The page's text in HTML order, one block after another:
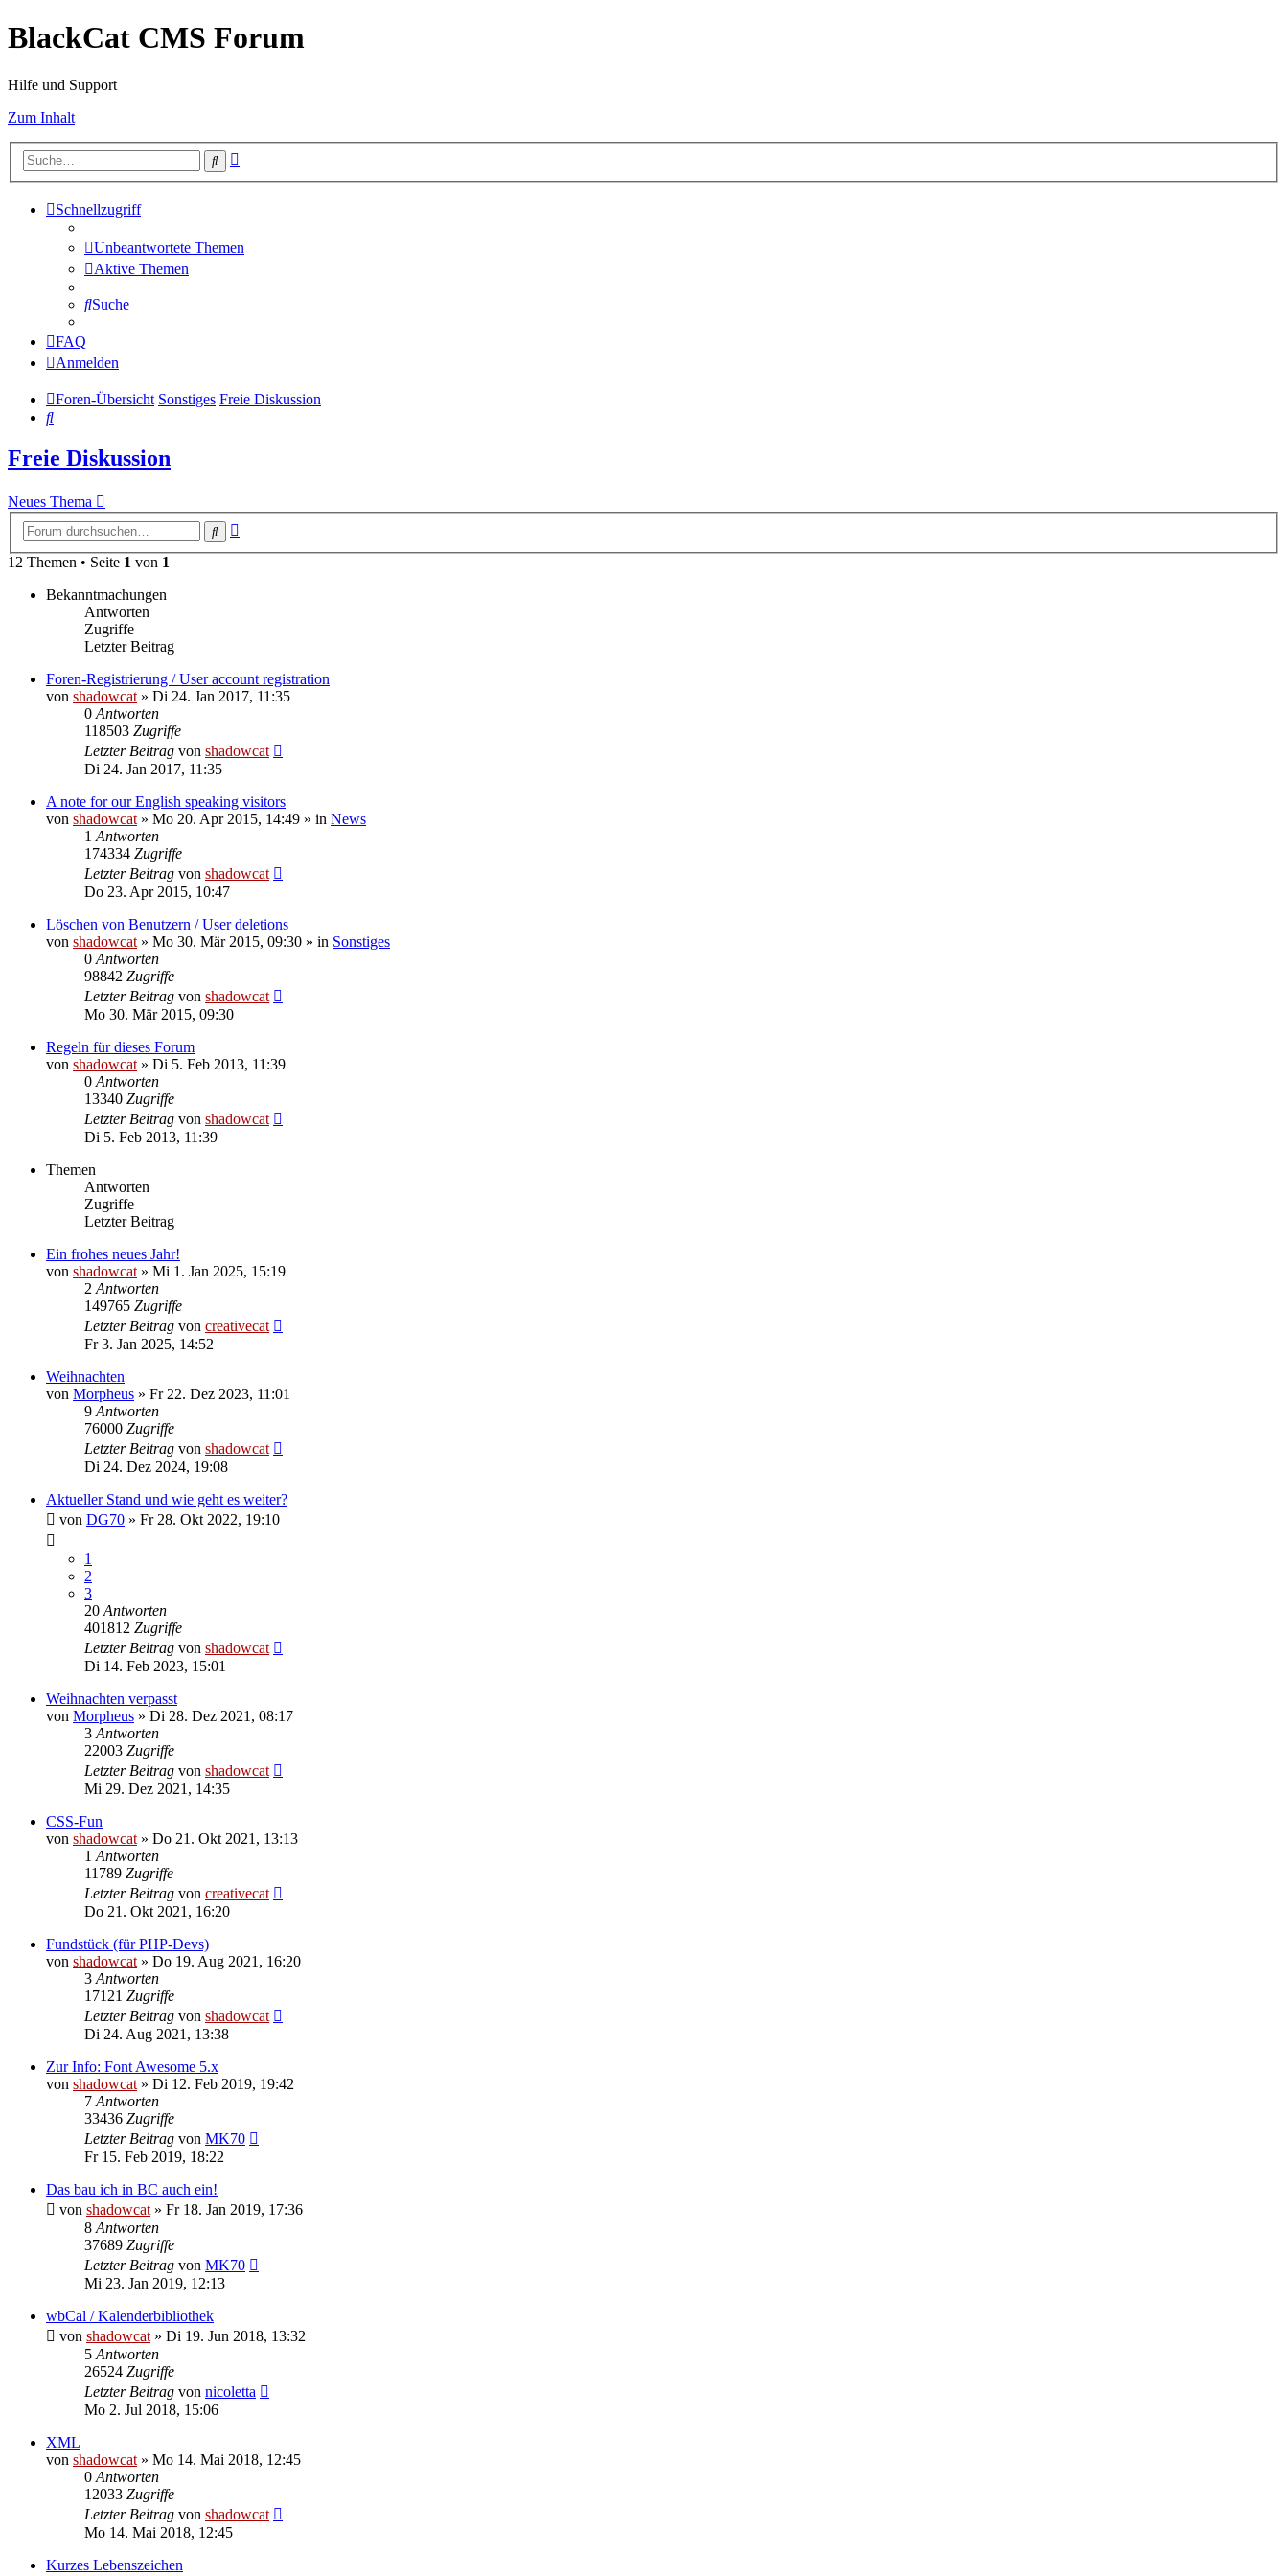
BlackCat CMS Forum
Hilfe und Support
Zum Inhalt
Suche
Schnellzugriff
Unbeantwortete Themen
Aktive Themen
Suche
FAQ
Anmelden
Foren-Übersicht Sonstiges Freie Diskussion
Suche
Freie Diskussion
Neues Thema
Suche
12 Themen • Seite 1 von 1
Bekanntmachungen
Antworten
Zugriffe
Letzter Beitrag
Foren-Registrierung / User account registration
von shadowcat » Di 24. Jan 2017, 11:35
0 Antworten
118503 Zugriffe
Letzter Beitrag von shadowcat
Di 24. Jan 2017, 11:35
A note for our English speaking visitors
von shadowcat » Mo 20. Apr 2015, 14:49 » in News
1 Antworten
174334 Zugriffe
Letzter Beitrag von shadowcat
Do 23. Apr 2015, 10:47
Löschen von Benutzern / User deletions
von shadowcat » Mo 30. Mär 2015, 09:30 » in Sonstiges
0 Antworten
98842 Zugriffe
Letzter Beitrag von shadowcat
Mo 30. Mär 2015, 09:30
Regeln für dieses Forum
von shadowcat » Di 5. Feb 2013, 11:39
0 Antworten
13340 Zugriffe
Letzter Beitrag von shadowcat
Di 5. Feb 2013, 11:39
Themen
Antworten
Zugriffe
Letzter Beitrag
Ein frohes neues Jahr!
von shadowcat » Mi 1. Jan 2025, 15:19
2 Antworten
149765 Zugriffe
Letzter Beitrag von creativecat
Fr 3. Jan 2025, 14:52
Weihnachten
von Morpheus » Fr 22. Dez 2023, 11:01
9 Antworten
76000 Zugriffe
Letzter Beitrag von shadowcat
Di 24. Dez 2024, 19:08
Aktueller Stand und wie geht es weiter?
von DG70 » Fr 28. Okt 2022, 19:10
1
2
3
20 Antworten
401812 Zugriffe
Letzter Beitrag von shadowcat
Di 14. Feb 2023, 15:01
Weihnachten verpasst
von Morpheus » Di 28. Dez 2021, 08:17
3 Antworten
22003 Zugriffe
Letzter Beitrag von shadowcat
Mi 29. Dez 2021, 14:35
CSS-Fun
von shadowcat » Do 21. Okt 2021, 13:13
1 Antworten
11789 Zugriffe
Letzter Beitrag von creativecat
Do 21. Okt 2021, 16:20
Fundstück (für PHP-Devs)
von shadowcat » Do 19. Aug 2021, 16:20
3 Antworten
17121 Zugriffe
Letzter Beitrag von shadowcat
Di 24. Aug 2021, 13:38
Zur Info: Font Awesome 5.x
von shadowcat » Di 12. Feb 2019, 19:42
7 Antworten
33436 Zugriffe
Letzter Beitrag von MK70
Fr 15. Feb 2019, 18:22
Das bau ich in BC auch ein!
von shadowcat » Fr 18. Jan 2019, 17:36
8 Antworten
37689 Zugriffe
Letzter Beitrag von MK70
Mi 23. Jan 2019, 12:13
wbCal / Kalenderbibliothek
von shadowcat » Di 19. Jun 2018, 13:32
5 Antworten
26524 Zugriffe
Letzter Beitrag von nicoletta
Mo 2. Jul 2018, 15:06
XML
von shadowcat » Mo 14. Mai 2018, 12:45
0 Antworten
12033 Zugriffe
Letzter Beitrag von shadowcat
Mo 14. Mai 2018, 12:45
Kurzes Lebenszeichen